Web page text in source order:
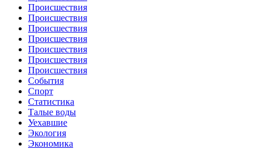
Происшествия
Происшествия
Происшествия
Происшествия
Происшествия
Происшествия
Происшествия
События
Спорт
Статистика
Талые воды
Уехавшие
Экология
Экономика